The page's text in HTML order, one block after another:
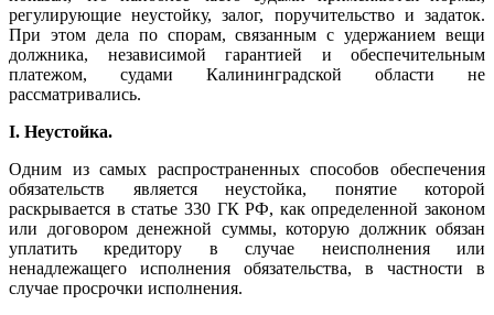
регулирующие неустойку, залог, поручительство и задаток.
При этом дела по спорам, связанным с удержанием вещи
должника, независимой гарантией и обеспечительным
платежом, судами Калининградской области не
рассматривались.
I. Неустойка.
Одним из самых распространенных способов обеспечения
обязательств является неустойка, понятие которой
раскрывается в статье 330 ГК РФ, как определенной законом
или договором денежной суммы, которую должник обязан
уплатить кредитору в случае неисполнения или
ненадлежащего исполнения обязательства, в частности в
случае просрочки исполнения.